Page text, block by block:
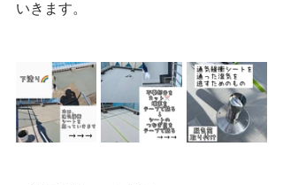
いきます。